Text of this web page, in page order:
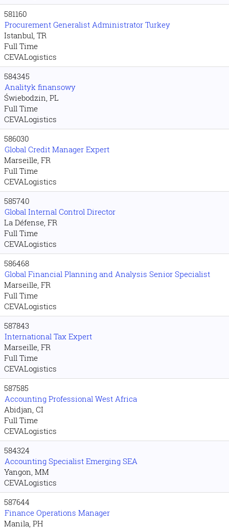
581160
Procurement Generalist Administrator Turkey
Istanbul, TR
Full Time
CEVALogistics
584345
Analityk finansowy
Świebodzin, PL
Full Time
CEVALogistics
586030
Global Credit Manager Expert
Marseille, FR
Full Time
CEVALogistics
585740
Global Internal Control Director
La Défense, FR
Full Time
CEVALogistics
586468
Global Financial Planning and Analysis Senior Specialist
Marseille, FR
Full Time
CEVALogistics
587843
International Tax Expert
Marseille, FR
Full Time
CEVALogistics
587585
Accounting Professional West Africa
Abidjan, CI
Full Time
CEVALogistics
584324
Accounting Specialist Emerging SEA
Yangon, MM
CEVALogistics
587644
Finance Operations Manager
Manila, PH